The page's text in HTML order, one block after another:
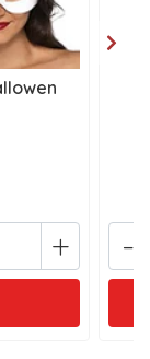
+ -